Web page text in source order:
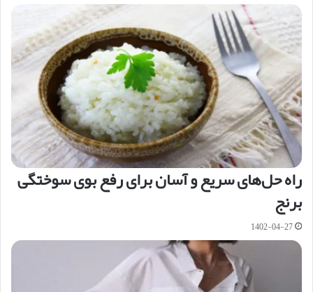
راه حل‌های سریع و آسان برای رفع بوی سوختگی
برنج
1402-04-27